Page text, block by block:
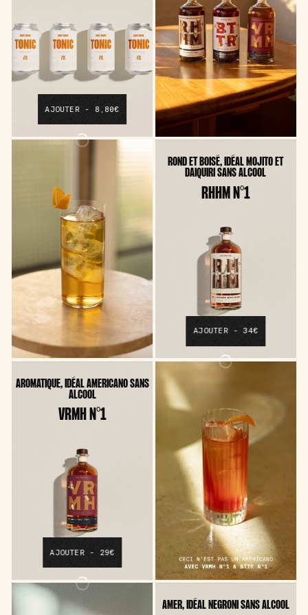
AJOUTER - 8,80€
ROND ET BOISÉ, IDÉAL MOJITO ET
DAIQUIRI SANS ALCOOL
RHHM N°1
AJOUTER - 34€
AROMATIQUE, IDÉAL AMERICANO SANS
ALCOOL
VRMH N°1
AJOUTER - 29€
AMER, IDÉAL NEGRONI SANS ALCOOL